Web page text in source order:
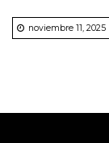
noviembre 11, 2025